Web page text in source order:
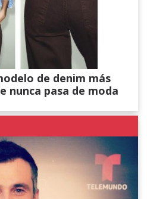
de denim más
nunca pasa de moda